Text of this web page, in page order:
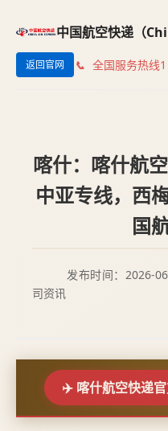
中国航空快递（
返回官网 全国服务热线
喀什：喀什航
中亚专线，西
国
发布时间：2026-
司资讯
✈️ 喀什航空快递